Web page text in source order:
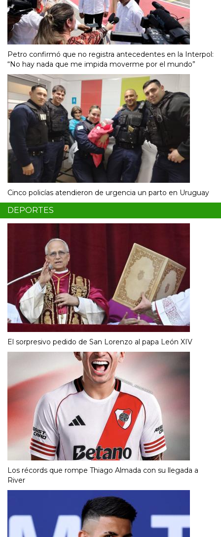
Petro confirmó que no registra antecedentes en la Interpol:
“No hay nada que me impida moverme por el mundo”
Cinco policías atendieron de urgencia un parto en Uruguay
DEPORTES
El sorpresivo pedido de San Lorenzo al papa León XIV
Los récords que rompe Thiago Almada con su llegada a
River